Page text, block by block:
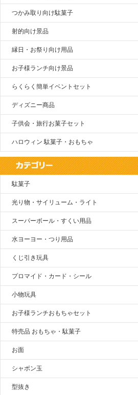
つかみ取り向け駄菓子
射的向け景品
縁日・お祭り向け用品
お子様ランチ向け景品
らくらく簡単イベントセット
ディズニー商品
子供会・旅行お菓子セット
ハロウィン 駄菓子・おもちゃ
駄菓子
光り物・サイリューム・ライト
スーパーボール・すくい用品
水ヨーヨー・つり用品
くじ引き玩具
プロマイド・カード・シール
小物玩具
お子様ランチおもちゃセット
特売品 おもちゃ・駄菓子
お面
シャボン玉
型抜き